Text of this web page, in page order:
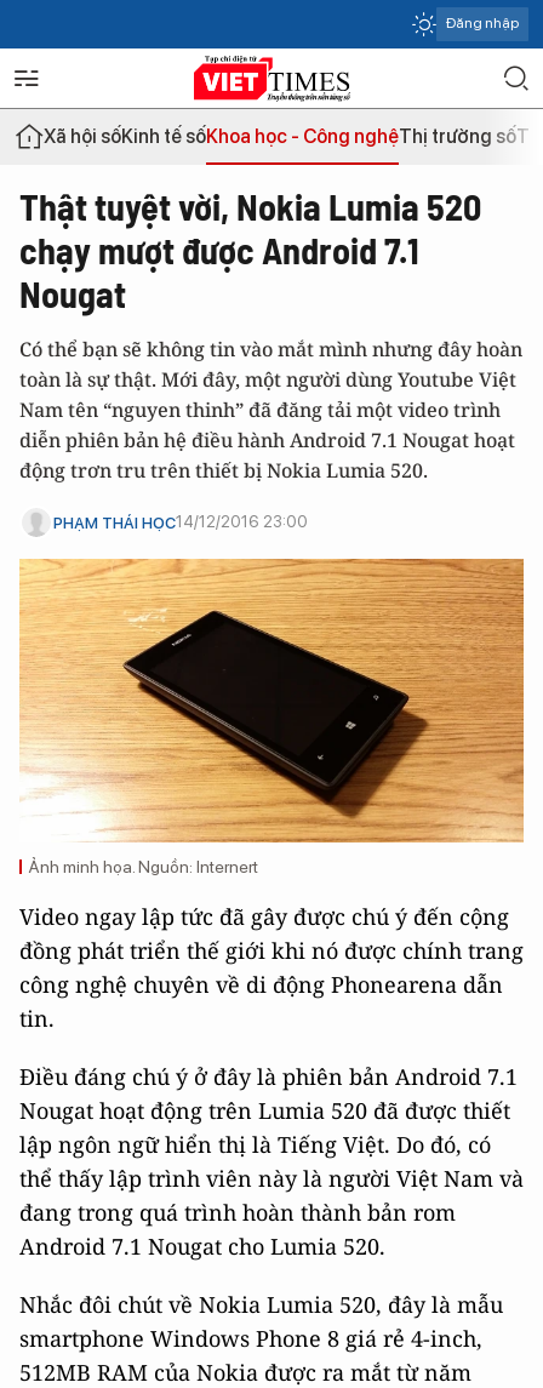
Đăng nhập
Xã hội sốKinh tế sốKhoa học - Công nghệThị trường số
Thật tuyệt vời, Nokia Lumia 520
chạy mượt được Android 7.1
Nougat
Có thể bạn sẽ không tin vào mắt mình nhưng đây hoàn
toàn là sự thật. Mới đây, một người dùng Youtube Việt
Nam tên “nguyen thinh” đã đăng tải một video trình
diễn phiên bản hệ điều hành Android 7.1 Nougat hoạt
động trơn tru trên thiết bị Nokia Lumia 520.
PHẠM THÁI HỌC14/12/2016 23:00
Ảnh minh họa. Nguồn: Internert
Video ngay lập tức đã gây được chú ý đến cộng
đồng phát triển thế giới khi nó được chính trang
công nghệ chuyên về di động Phonearena dẫn
tin.
Điều đáng chú ý ở đây là phiên bản Android 7.1
Nougat hoạt động trên Lumia 520 đã được thiết
lập ngôn ngữ hiển thị là Tiếng Việt. Do đó, có
thể thấy lập trình viên này là người Việt Nam và
đang trong quá trình hoàn thành bản rom
Android 7.1 Nougat cho Lumia 520.
Nhắc đôi chút về Nokia Lumia 520, đây là mẫu
smartphone Windows Phone 8 giá rẻ 4-inch,
512MB RAM của Nokia được ra mắt từ năm